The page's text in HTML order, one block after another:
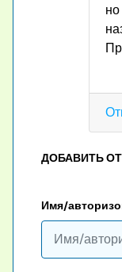
ДОБАВИТЬ
Имя/